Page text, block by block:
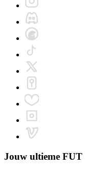
Jouw ultieme FUT